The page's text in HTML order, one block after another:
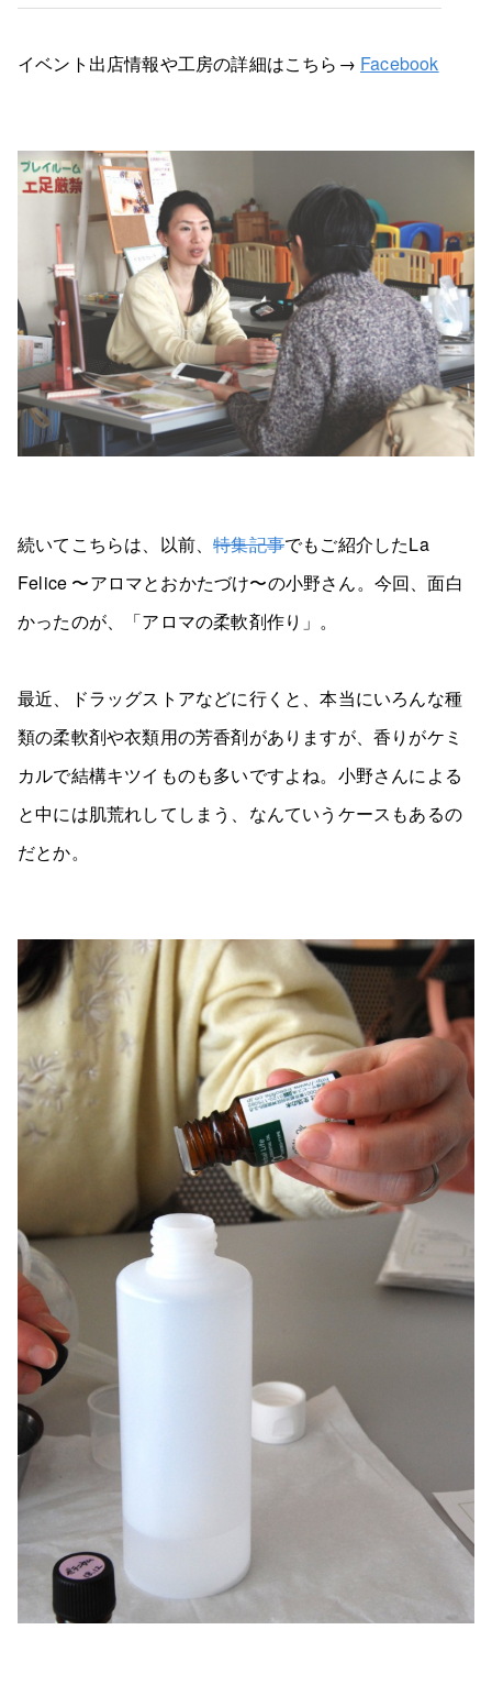
イベント出店情報や工房の詳細はこちら→ Facebook
続いてこちらは、以前、特集記事でもご紹介したLa
Felice 〜アロマとおかたづけ〜の小野さん。今回、面白
かったのが、「アロマの柔軟剤作り」。
最近、ドラッグストアなどに行くと、本当にいろんな種
類の柔軟剤や衣類用の芳香剤がありますが、香りがケミ
カルで結構キツイものも多いですよね。小野さんによる
と中には肌荒れしてしまう、なんていうケースもあるの
だとか。